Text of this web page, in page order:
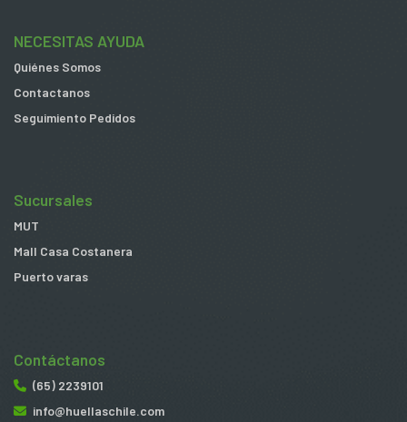
NECESITAS AYUDA
Quiénes Somos
Contactanos
Seguimiento Pedidos
Sucursales
MUT
Mall Casa Costanera
Puerto varas
Contáctanos
(65) 2239101
info@huellaschile.com